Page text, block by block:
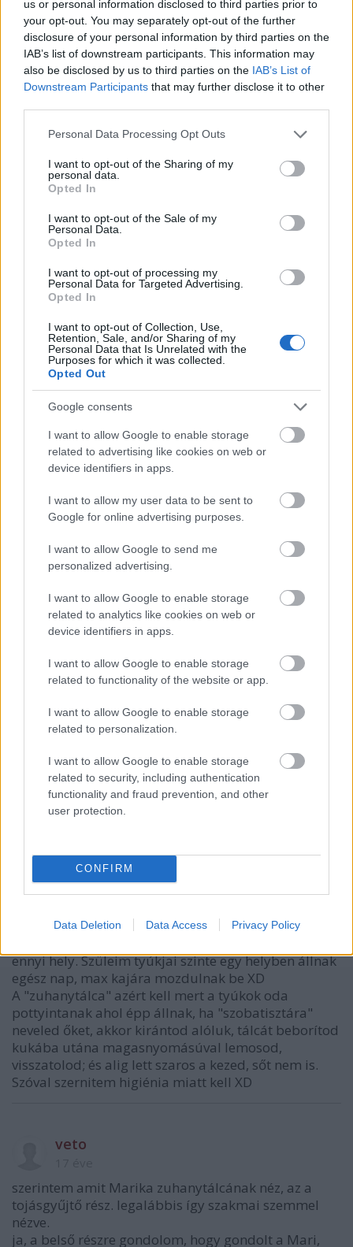
us or personal information disclosed to third parties prior to
your opt-out. You may separately opt-out of the further
disclosure of your personal information by third parties on the
IAB’s list of downstream participants. This information may
also be disclosed by us to third parties on the IAB’s List of
Downstream Participants that may further disclose it to other
Please note that this website/app uses one or more Google
not limited to your visit or usage behaviour. You may click to
grant or deny consent to Google and its third-party tags to
use your data for below specified purposes in below Google
consent section.
Personal Data Processing Opt Outs
I want to opt-out of the Sharing of my
personal data.
Opted In
I want to opt-out of the Sale of my
Personal Data.
Opted In
I want to opt-out of processing my
Personal Data for Targeted Advertising.
Opted In
I want to opt-out of Collection, Use,
Retention, Sale, and/or Sharing of my
Personal Data that Is Unrelated with the
Purposes for which it was collected.
Opted Out
Google consents
I want to allow Google to enable storage
related to advertising like cookies on web or
device identifiers in apps.
I want to allow my user data to be sent to
Google for online advertising purposes.
I want to allow Google to send me
personalized advertising.
I want to allow Google to enable storage
related to analytics like cookies on web or
device identifiers in apps.
I want to allow Google to enable storage
related to functionality of the website or app.
I want to allow Google to enable storage
related to personalization.
I want to allow Google to enable storage
related to security, including authentication
functionality and fraud prevention, and other
user protection.
CONFIRM
Data Deletion Data Access Privacy Policy
felhasznalo
17 éve
Gyermekkori emlékeim szerint azért ekkora ketrec
leszek kíváncsi.
Ettől függetlenül az ötlet nem hülyeség teljesen, csak
az ára miatt.
Rendőrségi túlkapás
17 éve
kurva jól néz ki. ámbár sok értelmét nem látom :)
Ronald
17 éve
Elvben, a városi gyerekeknek jól jöhet az kis-állatok
közelsége.
Csakhogy ez annyira iparilag-tüchtig, már-már
metrószexuálisan tökéletes darab - hogy a gyerek
azt fogja kérdezni, hogy "...és meddig bírja az elem
egy-egy csirkében ? Távirányító nincs hozzá?"
17 éve
A zuhanytálca miért kell bele???
mooncat
17 éve
nagyon zsír!
bár lehet, h tényleg kicsi a ketreces rész, de az ipari
ketreces tartásnál, és a hangárba ezressével
bezsúfolt jószágtartásnál azért klasszisokkal jobb.
én nyulat raknék bele.
Dodge94
17 éve
ennyi hely. Szüleim tyúkjai szinte egy helyben állnak
egész nap, max kajára mozdulnak be XD
A "zuhanytálca" azért kell mert a tyúkok oda
pottyintanak ahol épp állnak, ha "szobatisztára"
neveled őket, akkor kirántod alóluk, tálcát beborítod
kukába utána magasnyomásúval lemosod,
visszatolod; és alig lett szaros a kezed, sőt nem is.
Szóval szernitem higiénia miatt kell XD
veto
szerintem amit Marika zuhanytálcának néz, az a
tojásgyűjtő rész. legalábbis így szakmai szemmel
nézve.
ja, a belső részre gondolom, hogy gondolt a Mari,